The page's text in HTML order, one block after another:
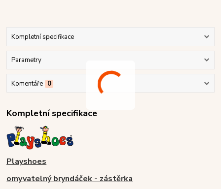
Kompletní specifikace
Parametry
Komentáře 0
Kompletní specifikace
Playshoes
omyvatelný bryndáček - zástěrka